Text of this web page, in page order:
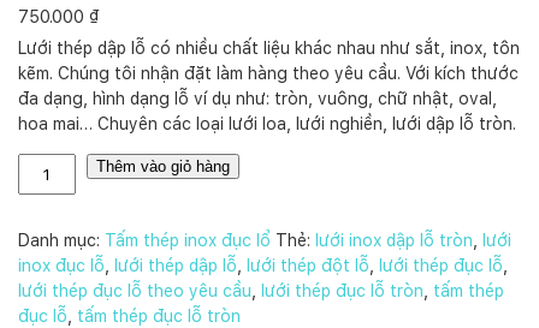
750.000 ₫
Lưới thép dập lỗ có nhiều chất liệu khác nhau như sắt, inox, tôn
kẽm. Chúng tôi nhận đặt làm hàng theo yêu cầu. Với kích thước
đa dạng, hình dạng lỗ ví dụ như: tròn, vuông, chữ nhật, oval,
hoa mai… Chuyên các loại lưới loa, lưới nghiền, lưới dập lỗ tròn.
ư
t
h
é
Thêm vào giỏ hàng
Danh mục: Tấm thép inox đục lổ Thẻ: lưới inox dập lỗ tròn, lưới
inox đục lỗ, lưới thép dập lỗ, lưới thép đột lỗ, lưới thép đục lỗ,
lưới thép đục lỗ theo yêu cầu, lưới thép đục lỗ tròn, tấm thép
đục lỗ, tấm thép đục lỗ tròn